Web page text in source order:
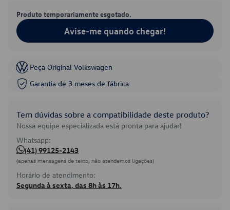
Produto temporariamente esgotado.
Avise-me quando chegar!
Peça Original Volkswagen
Garantia de 3 meses de fábrica
Tem dúvidas sobre a compatibilidade deste produto?
Nossa equipe especializada está pronta para ajudar!
Whatsapp:
(41) 99125-2143
(apenas mensagens de texto, não atendemos ligações)
Horário de atendimento:
Segunda à sexta, das 8h às 17h.